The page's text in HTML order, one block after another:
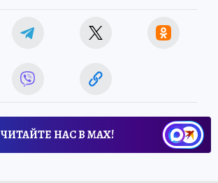
ЧИТАЙТЕ НАС В МАХ!